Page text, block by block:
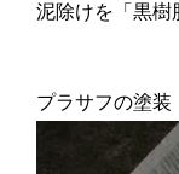
泥除けを「黒
プラサフの塗装